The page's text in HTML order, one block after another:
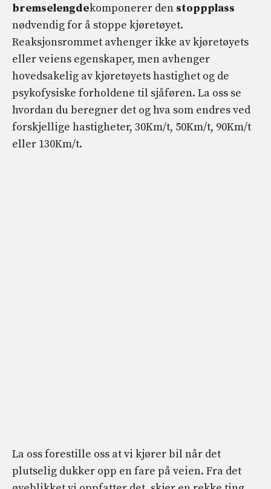
bremselengdekomponerer den stoppplass
nødvendig for å stoppe kjøretøyet.
Reaksjonsrommet avhenger ikke av kjøretøyets
eller veiens egenskaper, men avhenger
hovedsakelig av kjøretøyets hastighet og de
psykofysiske forholdene til sjåføren. La oss se
hvordan du beregner det og hva som endres ved
forskjellige hastigheter, 30Km/t, 50Km/t, 90Km/t
eller 130Km/t.
La oss forestille oss at vi kjører bil når det
plutselig dukker opp en fare på veien. Fra det